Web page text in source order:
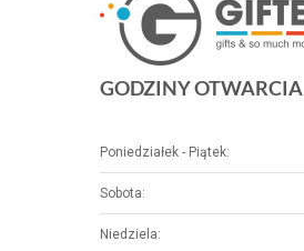
GODZINY OTWARCIA
Poniedziałek - Piątek:
Sobota:
Niedziela: